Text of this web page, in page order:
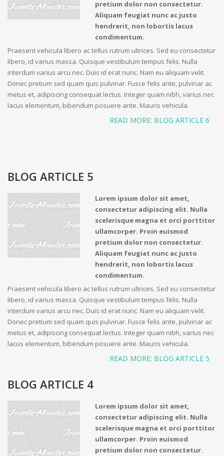
pretium dolor non consectetur.
Aliquam feugiat nunc ac justo
hendrerit, non lobortis lacus
condimentum.
Praesent vehicula libero ac tellus rutrum ultrices. Sed eu consectetur
libero, id varius massa. Quisque vestibulum tempus felis. Nulla
interdum varius arcu nec. Duis id erat nunc. Nam eu aliquam velit.
Donec pretium sed quam quis pulvinar. Fusce felis ante, pulvinar ac
metus et, adipiscing consequat lectus. Integer quam nibh, varius nec
lacus elementum, bibendum posuere ante. Mauris vehicula.
READ MORE: BLOG ARTICLE 6
BLOG ARTICLE 5
Lorem ipsum dolor sit amet,
consectetur adipiscing elit. Nulla
scelerisque magna et orci porttitor
ullamcorper. Proin euismod
pretium dolor non consectetur.
Aliquam feugiat nunc ac justo
hendrerit, non lobortis lacus
condimentum.
Praesent vehicula libero ac tellus rutrum ultrices. Sed eu consectetur
libero, id varius massa. Quisque vestibulum tempus felis. Nulla
interdum varius arcu nec. Duis id erat nunc. Nam eu aliquam velit.
Donec pretium sed quam quis pulvinar. Fusce felis ante, pulvinar ac
metus et, adipiscing consequat lectus. Integer quam nibh, varius nec
lacus elementum, bibendum posuere ante. Mauris vehicula.
READ MORE: BLOG ARTICLE 5
BLOG ARTICLE 4
Lorem ipsum dolor sit amet,
consectetur adipiscing elit. Nulla
scelerisque magna et orci porttitor
ullamcorper. Proin euismod
pretium dolor non consectetur.